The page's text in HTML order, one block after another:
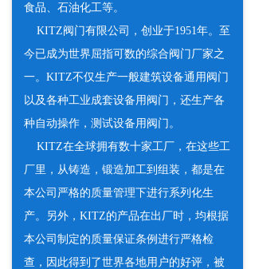
食品、石油化工等。
KITZ阀门有限公司，创业于1951年。至
今已成为世界屈指可数的综合阀门厂家之
一。KITZ不仅生产一般建筑设备通用阀门
以及各种工业成套设备用阀门，还生产各
种自动操作，测试设备用阀门。
KITZ在全球拥有数十家工厂，在这些工
厂里，从铸造，锻造加工到组装，都是在
本公司严格的质量管理下进行系列化生
产。另外，KITZ的产品在出厂时，均根据
本公司制定的质量保证条例进行严格检
查，因此得到了世界各地用户的好评，被